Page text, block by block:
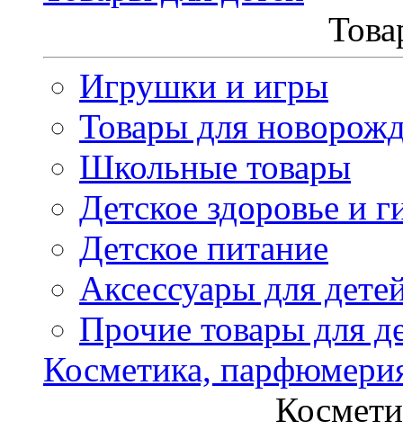
Игрушки и игры
Товары для
Школьные товары
Детское здоровье и
Детское питание
Аксессуары для
Прочие товары для
Косметика,